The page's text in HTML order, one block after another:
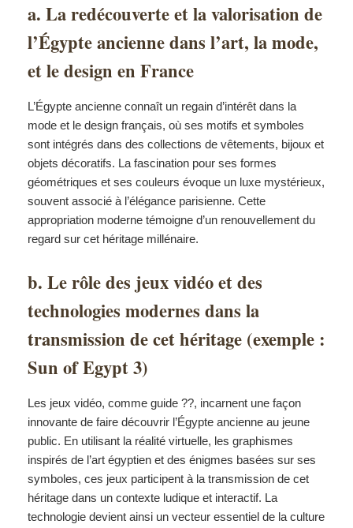
a. La redécouverte et la valorisation de
l’Égypte ancienne dans l’art, la mode,
et le design en France
L’Égypte ancienne connaît un regain d’intérêt dans la
mode et le design français, où ses motifs et symboles
sont intégrés dans des collections de vêtements, bijoux et
objets décoratifs. La fascination pour ses formes
géométriques et ses couleurs évoque un luxe mystérieux,
souvent associé à l’élégance parisienne. Cette
appropriation moderne témoigne d’un renouvellement du
regard sur cet héritage millénaire.
b. Le rôle des jeux vidéo et des
technologies modernes dans la
transmission de cet héritage (exemple :
Sun of Egypt 3)
Les jeux vidéo, comme guide ??, incarnent une façon
innovante de faire découvrir l’Égypte ancienne au jeune
public. En utilisant la réalité virtuelle, les graphismes
inspirés de l’art égyptien et des énigmes basées sur ses
symboles, ces jeux participent à la transmission de cet
héritage dans un contexte ludique et interactif. La
technologie devient ainsi un vecteur essentiel de la culture